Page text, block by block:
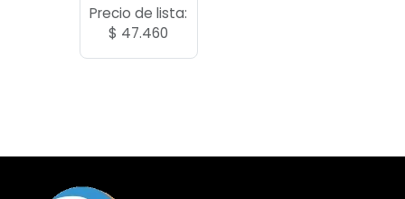
Precio de lista:
$ 47.460